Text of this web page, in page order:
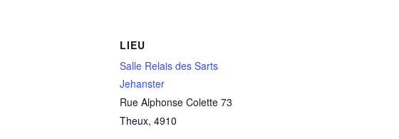
LIEU
Salle Relais des Sarts
Jehanster
Rue Alphonse Colette 73
Theux, 4910